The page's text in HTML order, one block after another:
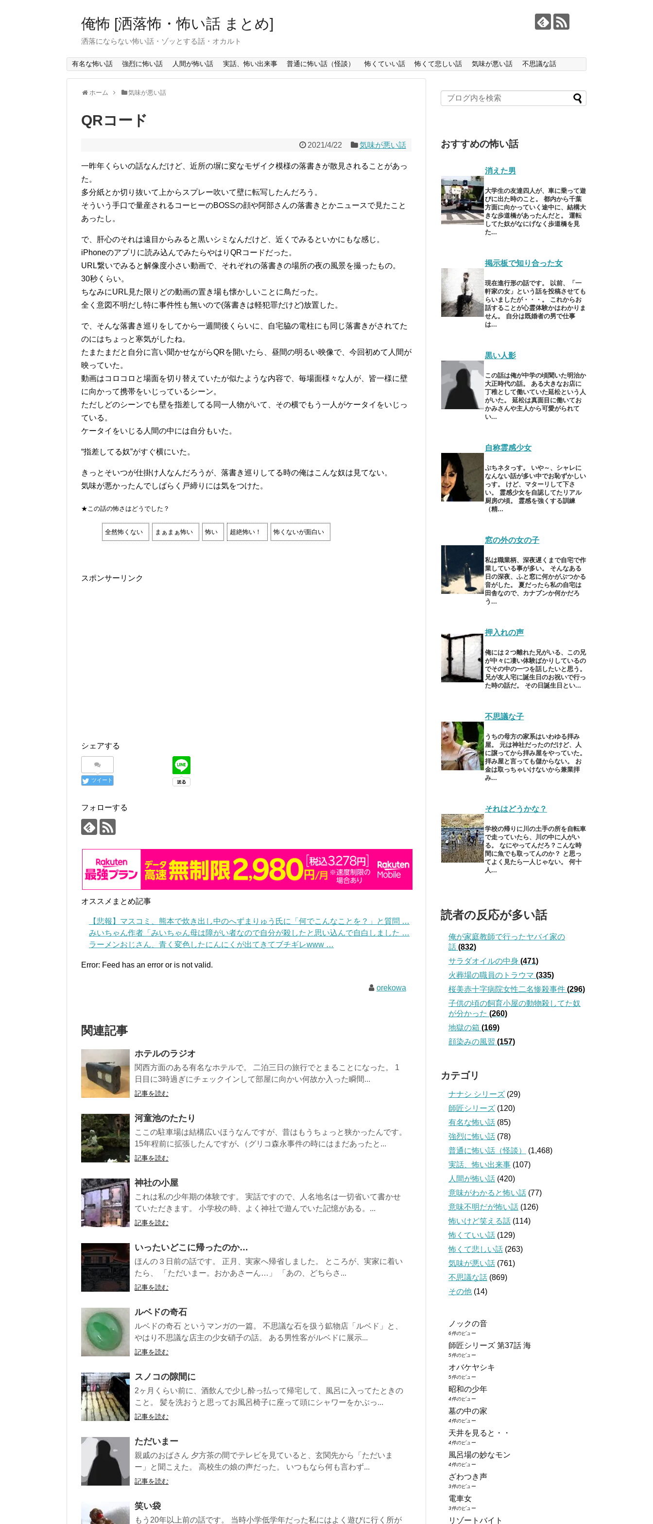
俺怖 [洒落怖・怖い話 まとめ]
洒落にならない怖い話・ゾッとする話・オカルト
有名な怖い話 強烈に怖い話 人間が怖い話 実話、怖い出来事 普通に怖い話（怪談） 怖くていい話 怖くて悲しい話 気味が悪い話 不思議な話
ホーム 気味が悪い話
QRコード
2021/4/22 気味が悪い話
一昨年くらいの話なんだけど、近所の塀に変なモザイク模様の落書きが散見されることがあっ
た。
多分紙とか切り抜いて上からスプレー吹いて壁に転写したんだろう。
そういう手口で量産されるコーヒーのBOSSの顔や阿部さんの落書きとかニュースで見たこと
あったし。
で、肝心のそれは遠目からみると黒いシミなんだけど、近くでみるといかにもな感じ。
iPhoneのアプリに読み込んでみたらやはりQRコードだった。
URL繋いでみると解像度小さい動画で、それぞれの落書きの場所の夜の風景を撮ったもの。
30秒くらい。
ちなみにURL見た限りどの動画の置き場も懐かしいことに鳥だった。
全く意図不明だし特に事件性も無いので(落書きは軽犯罪だけど)放置した。
で、そんな落書き巡りをしてから一週間後くらいに、自宅脇の電柱にも同じ落書きがされてた
のにはちょっと寒気がしたね。
たまたまだと自分に言い聞かせながらQRを開いたら、昼間の明るい映像で、今回初めて人間が
映っていた。
動画はコロコロと場面を切り替えていたが似たような内容で、毎場面様々な人が、皆一様に壁
に向かって携帯をいじっているシーン。
ただしどのシーンでも壁を指差してる同一人物がいて、その横でもう一人がケータイをいじっ
ている。
ケータイをいじる人間の中には自分もいた。
“指差してる奴”がすぐ横にいた。
きっとそいつが仕掛け人なんだろうが、落書き巡りしてる時の俺はこんな奴は見てない。
気味が悪かったんでしばらく戸締りには気をつけた。
★この話の怖さはどうでした？
全然怖くない まぁまぁ怖い 怖い 超絶怖い！ 怖くないが面白い
スポンサーリンク
シェアする
ツイート
フォローする
オススメまとめ記事
【悲報】マスコミ、熊本で炊き出し中のへずまりゅう氏に「何でこんなことを？」と質問 …
みいちゃん作者「みいちゃん母は障がい者なので自分が殺したと思い込んで自白しました …
ラーメンおじさん、青く変色したにんにくが出てきてブチギレwww …
Error: Feed has an error or is not valid.
orekowa
関連記事
ホテルのラジオ
関西方面のある有名なホテルで。 二泊三日の旅行でとまることになった。 1
日目に3時過ぎにチェックインして部屋に向かい何故か入った瞬間...
記事を読む
河童池のたたり
ここの駐車場は結構広いほうなんですが、昔はもうちょっと狭かったんです。
15年程前に拡張したんですが､（グリコ森永事件の時にはまだあったと...
記事を読む
神社の小屋
これは私の少年期の体験です。 実話ですので、人名地名は一切省いて書かせ
ていただきます。 小学校の時、よく神社で遊んでいた記憶がある。...
記事を読む
いったいどこに帰ったのか…
ほんの３日前の話です。 正月、実家へ帰省しました。 ところが、実家に着い
たら、 「ただいまー。おかあさーん…」 「あの、どちらさ...
記事を読む
ルベドの奇石
ルベドの奇石 というマンガの一篇。 不思議な石を扱う鉱物店「ルベド」と、
やはり不思議な店主の少女硝子の話。 ある男性客がルベドに展示...
記事を読む
スノコの隙間に
2ヶ月くらい前に、酒飲んで少し酔っ払って帰宅して、風呂に入ってたときの
こと。 髪を洗おうと思ってお風呂椅子に座って頭にシャワーをかぶっ...
記事を読む
ただいまー
親戚のおばさん 夕方茶の間でテレビを見ていると、玄関先から「ただいま
ー」と聞こえた。 高校生の娘の声だった。 いつもなら何も言わず...
記事を読む
笑い袋
もう20年以上前の話です。 当時小学低学年だった私にはよく遊びに行く所が
おすすめの怖い話
消えた男
大学生の友達四人が、車に乗って遊
びに出た時のこと。 都内から千葉
方面に向かっていく途中に、結構大
きな歩道橋があったんだと。 運転
してた奴がなにげなく歩道橋を見
た...
掲示板で知り合った女
現在進行形の話です。 以前、「一
軒家の女」という話を投稿させても
らいましたが・・・。 これからお
話することが心霊体験かはわかりま
せん。 自分は既婚者の男で仕事
は...
黒い人影
この話は俺が中学の頃聞いた明治か
大正時代の話。 ある大きなお店に
丁稚として働いていた延松という人
がいた。 延松は真面目に働いてお
かみさんや主人から可愛がられて
い...
自称霊感少女
ぷちネタっす。 いや～、シャレに
なんない話が多い中でお恥ずかしい
っす。 けど、マターリして下さ
い。 霊感少女を自認してたリアル
厨房の頃。 霊感を強くする訓練
（精...
窓の外の女の子
私は職業柄、深夜遅くまで自宅で作
業している事が多い。 そんなある
日の深夜、ふと窓に何かがぶつかる
音がした。 夏だったら私の自宅は
田舎なので、カナブンか何かだろ
う...
押入れの声
俺には２つ離れた兄がいる、この兄
が中々に凄い体験ばかりしているの
でその中の一つを話したいと思う。
兄が友人宅に誕生日のお祝いで行っ
た時の話だ。 その日誕生日とい...
不思議な子
うちの母方の家系はいわゆる拝み
屋。 元は神社だったのだけど、人
に譲ってから拝み屋をやっていた。
拝み屋と言っても儲からない。 お
金は取っちゃいけないから兼業拝
み...
それはどうかな？
学校の帰りに川の土手の所を自転車
で走っていたら、川の中に人がい
る。 なにやってんだろ？こんな時
間に魚でも取ってんのか？ と思っ
てよく見たら一人じゃない。 何十
人...
読者の反応が多い話
俺が家庭教師で行ったヤバイ家の
話 (832)
サラダオイルの中身 (471)
火葬場の職員のトラウマ (335)
桜美赤十字病院女性二名惨殺事件 (296)
子供の頃の飼育小屋の動物殺してた奴
が分かった (260)
地獄の箱 (169)
顔染みの風習 (157)
カテゴリ
ナナシ シリーズ (29)
師匠シリーズ (120)
有名な怖い話 (85)
強烈に怖い話 (78)
普通に怖い話（怪談）
(1,468)
実話、怖い出来事 (107)
人間が怖い話 (420)
意味がわかると怖い話 (77)
意味不明だが怖い話 (126)
怖いけど笑える話 (114)
怖くていい話 (129)
怖くて悲しい話 (263)
気味が悪い話 (761)
不思議な話 (869)
その他 (14)
ノックの音
6件のビュー
師匠シリーズ 第37話 海
5件のビュー
オバケヤシキ
5件のビュー
昭和の少年
4件のビュー
墓の中の家
4件のビュー
天井を見ると・・
4件のビュー
風呂場の妙なモン
4件のビュー
ざわつき声
3件のビュー
電車女
3件のビュー
リゾートバイト